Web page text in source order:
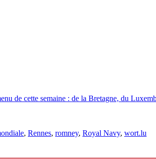
de cette semaine : de la Bretagne, du
, Rennes, romney, Royal Navy, wort.lu